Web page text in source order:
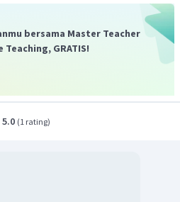
bersama Master Teacher
Teaching, GRATIS!
5.0 (1 rating)